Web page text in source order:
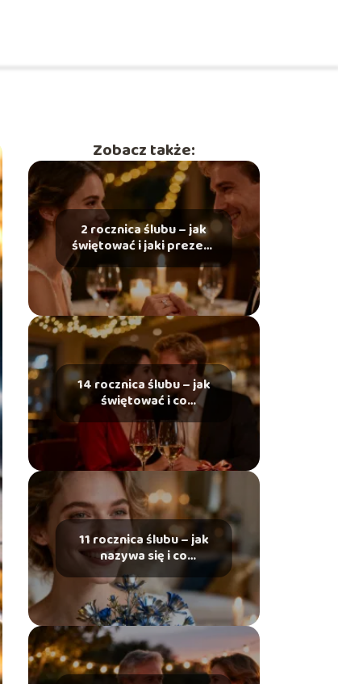
Zobacz także:
2 rocznica ślubu – jak
świętować i jaki prezent
wybrać?
14 rocznica ślubu – jak
świętować i co
podarować?
11 rocznica ślubu – jak
nazywa się i co
podarować?